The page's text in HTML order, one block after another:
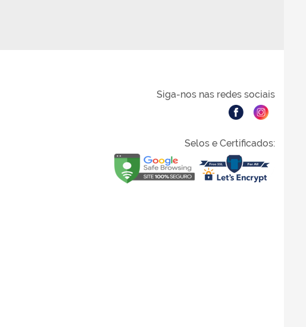
Siga-nos nas redes sociais
Selos e Certificados: